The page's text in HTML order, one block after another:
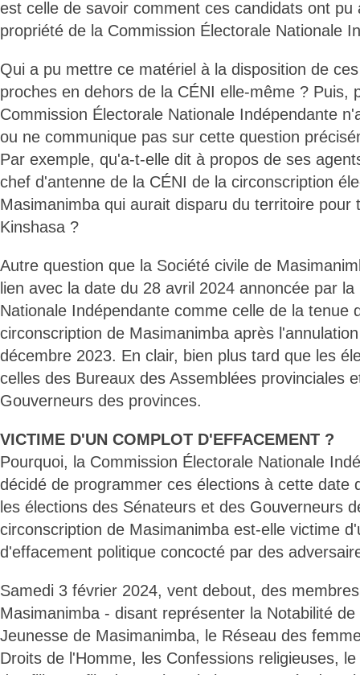
est celle de savoir comment ces candidats ont pu
propriété de la Commission Électorale Nationale
Qui a pu mettre ce matériel à la disposition de
proches en dehors de la CÉNI elle-même ? Puis,
Commission Électorale Nationale Indépendante
ou ne communique pas sur cette question
Par exemple, qu'a-t-elle dit à propos de ses
chef d'antenne de la CÉNI de la circonscription
Masimanimba qui aurait disparu du territoire pour
Kinshasa ?
Autre question que la Société civile de
lien avec la date du 28 avril 2024 annoncée par
Nationale Indépendante comme celle de la tenue
circonscription de Masimanimba après
décembre 2023. En clair, bien plus tard que les
celles des Bureaux des Assemblées provinciales
Gouverneurs des provinces.
VICTIME D'UN COMPLOT D'EFFACEMENT ?
Pourquoi, la Commission Électorale Nationale
décidé de programmer ces élections à cette date
les élections des Sénateurs et des Gouverneurs
circonscription de Masimanimba est-elle victime
d'effacement politique concocté par des
Samedi 3 février 2024, vent debout, des
Masimanimba - disant représenter la Notabilité
Jeunesse de Masimanimba, le Réseau des
Droits de l'Homme, les Confessions religieuses,